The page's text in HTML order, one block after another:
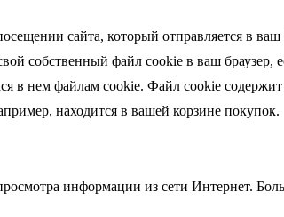
сайта, который отправляется в
собственный файл cookie в ваш браузер,
в нем файлам cookie. Файл cookie
находится в вашей корзине покупок.
информации из сети Интернет.